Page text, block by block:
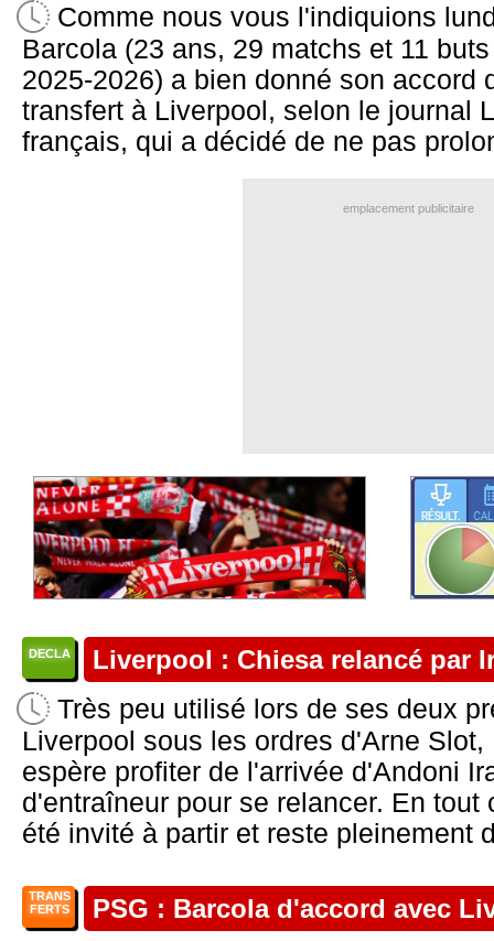
Comme nous vous l'indiquions
Barcola (23 ans, 29 matchs et 11
2025-2026) a bien donné son accord
transfert à Liverpool, selon le journal
français, qui a décidé de ne pas
emplacement publicitaire
DECLA Liverpool : Chiesa relancé par
Très peu utilisé lors de ses deux
Liverpool sous les ordres d'Arne
espère profiter de l'arrivée d'Andoni
d'entraîneur pour se relancer. En
été invité à partir et reste pleinement
TRANS
FERTS
PSG : Barcola d'accord avec